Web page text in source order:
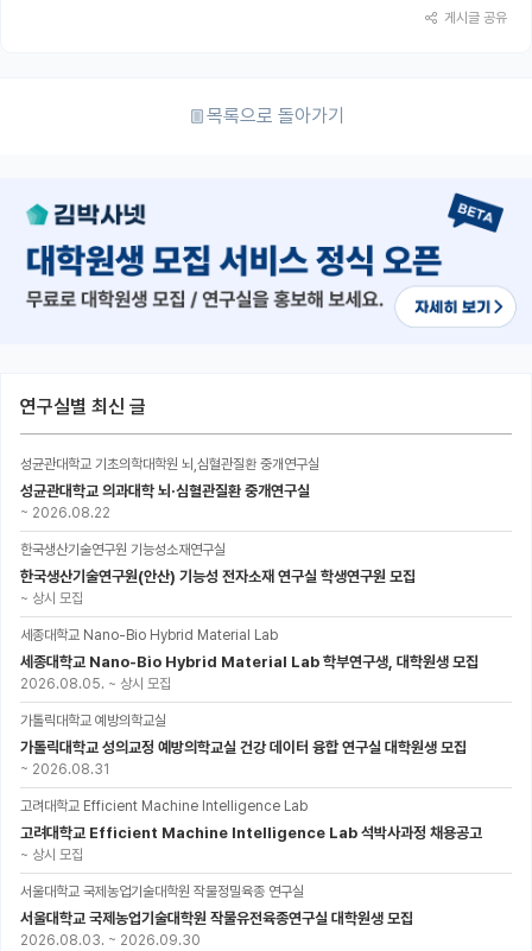
게시글 공유
목록으로 돌아가기
연구실별 최신 글
성균관대학교 기초의학대학원 뇌,심혈관질환 중개연구실
성균관대학교 의과대학 뇌·심혈관질환 중개연구실
~ 2026.08.22
한국생산기술연구원 기능성소재연구실
한국생산기술연구원(안산) 기능성 전자소재 연구실 학생연구원 모집
~ 상시 모집
세종대학교 Nano-Bio Hybrid Material Lab
세종대학교 Nano-Bio Hybrid Material Lab 학부연구생, 대학원생 모집
2026.08.05. ~ 상시 모집
가톨릭대학교 예방의학교실
가톨릭대학교 성의교정 예방의학교실 건강 데이터 융합 연구실 대학원생 모집
~ 2026.08.31
고려대학교 Efficient Machine Intelligence Lab
고려대학교 Efficient Machine Intelligence Lab 석박사과정 채용공고
~ 상시 모집
서울대학교 국제농업기술대학원 작물정밀육종 연구실
서울대학교 국제농업기술대학원 작물유전육종연구실 대학원생 모집
2026.08.03. ~ 2026.09.30